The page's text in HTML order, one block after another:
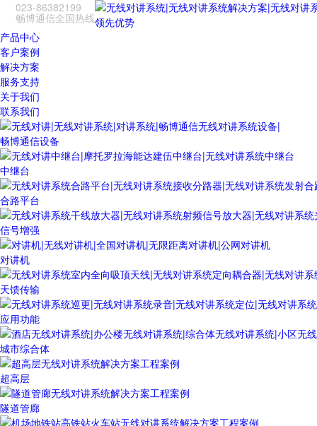
023-86382199
畅博通信全国热线领先优势
产品中心
客户案例
解决方案
服务支持
关于我们
联系我们
畅博通信设备
中继台
合路平台
信号增强
对讲机
天馈传输
应用功能
城市综合体
超高层
隧道管廊